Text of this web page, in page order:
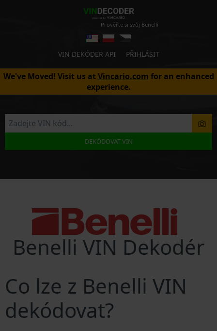
Prověřte si svůj Benelli
VIN DEKÓDER API PŘIHLÁSIT
We've Moved! Visit us atVincario.com for an enhanced
experience.
DEKÓDOVAT VIN
Benelli VIN Dekodér
Co lze z Benelli VIN
dekódovat?